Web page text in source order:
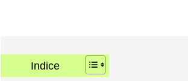
Indice